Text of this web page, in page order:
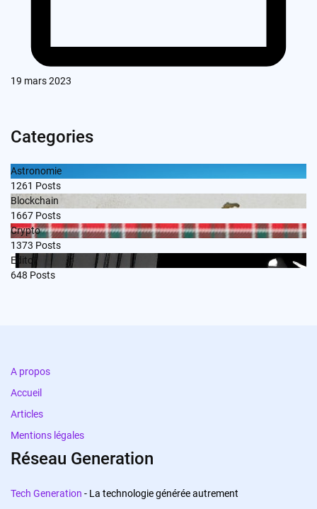
19 mars 2023
Categories
Astronomie
1261 Posts
Blockchain
1667 Posts
Crypto
1373 Posts
Edito
648 Posts
A propos
Accueil
Articles
Mentions légales
Réseau Generation
Tech Generation - La technologie générée autrement